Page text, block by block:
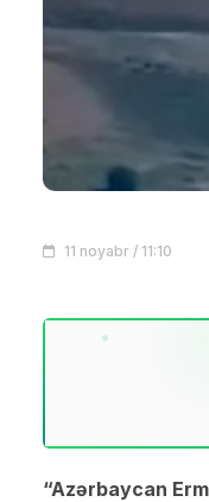
11 noyabr / 11:10
“Azərbaycan